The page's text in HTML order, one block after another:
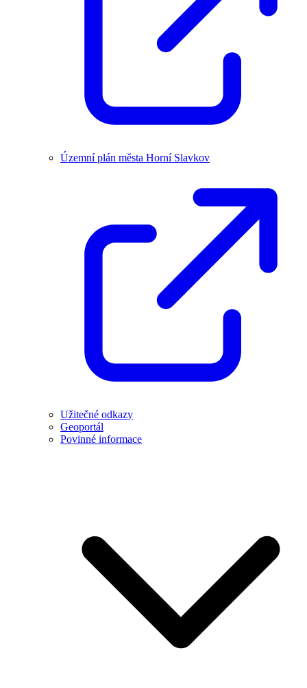
Územní plán města Horní Slavkov
Užitečné odkazy
Geoportál
Povinné informace